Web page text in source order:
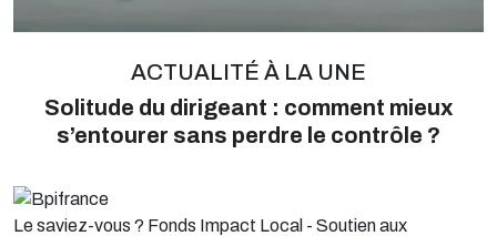
ACTUALITÉ À LA UNE
Solitude du dirigeant : comment mieux
s’entourer sans perdre le contrôle ?
Le saviez-vous ? Fonds Impact Local - Soutien aux